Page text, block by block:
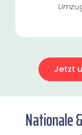
Jetzt
Nationale